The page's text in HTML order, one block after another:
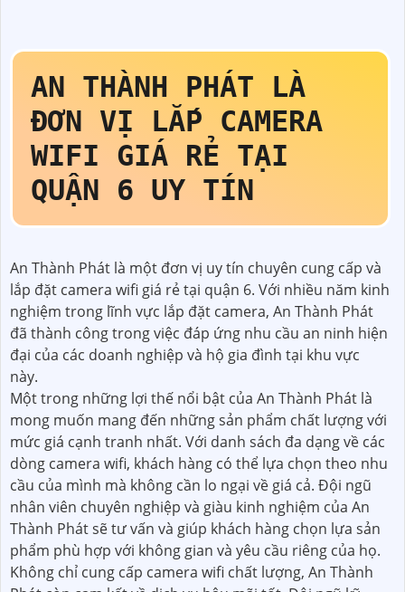
AN THÀNH PHÁT LÀ
ĐƠN VỊ LẮP CAMERA
WIFI GIÁ RẺ TẠI
QUẬN 6 UY TÍN
An Thành Phát là một đơn vị uy tín chuyên cung cấp và
lắp đặt camera wifi giá rẻ tại quận 6. Với nhiều năm kinh
nghiệm trong lĩnh vực lắp đặt camera, An Thành Phát
đã thành công trong việc đáp ứng nhu cầu an ninh hiện
đại của các doanh nghiệp và hộ gia đình tại khu vực
này.
Một trong những lợi thế nổi bật của An Thành Phát là
mong muốn mang đến những sản phẩm chất lượng với
mức giá cạnh tranh nhất. Với danh sách đa dạng về các
dòng camera wifi, khách hàng có thể lựa chọn theo nhu
cầu của mình mà không cần lo ngại về giá cả. Đội ngũ
nhân viên chuyên nghiệp và giàu kinh nghiệm của An
Thành Phát sẽ tư vấn và giúp khách hàng chọn lựa sản
phẩm phù hợp với không gian và yêu cầu riêng của họ.
Không chỉ cung cấp camera wifi chất lượng, An Thành